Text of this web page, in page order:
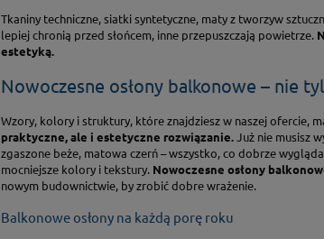
Tkaniny techniczne, siatki syntetyczne, maty z tworzyw
lepiej chronią przed słońcem, inne przepuszczają powietrze.
estetyką.
Nowoczesne osłony balkonowe – nie
Wzory, kolory i struktury, które znajdziesz w naszej ofercie,
praktyczne, ale i estetyczne rozwiązanie.Już nie musisz
zgaszone beże, matowa czerń – wszystko, co dobrze
mocniejsze kolory i tekstury. Nowoczesne osłony
nowym budownictwie, by zrobić dobre wrażenie.
Balkonowe osłony na każdą porę roku